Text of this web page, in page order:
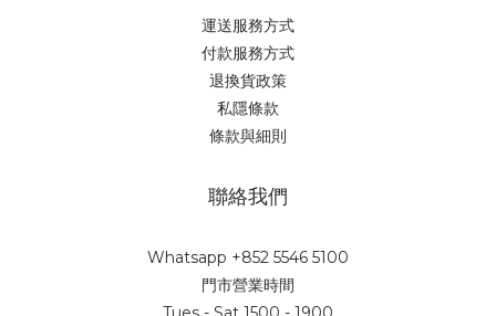
運送服務方式
付款服務方式
退換貨政策
私隱條款
條款與細則
聯絡我們
Whatsapp +852 5546 5100
門市營業時間